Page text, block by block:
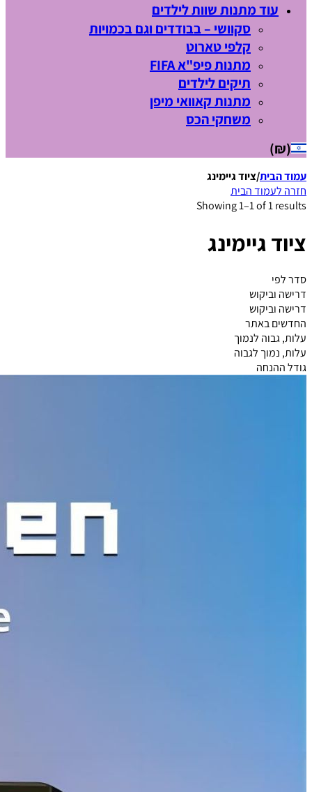
עוד מתנות שוות לילדים
סקוושי – בבודדים וגם בכמויות
קלפי טארוט
מתנות פיפ"א FIFA
תיקים לילדים
מתנות קאוואי מיפן
משחקי הכס
(₪)
עמוד הבית/ציוד גיימינג
חזרה לעמוד הבית
Showing 1–1 of 1 results
ציוד גיימינג
סדר לפי
דרישה וביקוש
דרישה וביקוש
החדשים באתר
עלות, גבוה לנמוך
עלות, נמוך לגבוה
גודל ההנחה